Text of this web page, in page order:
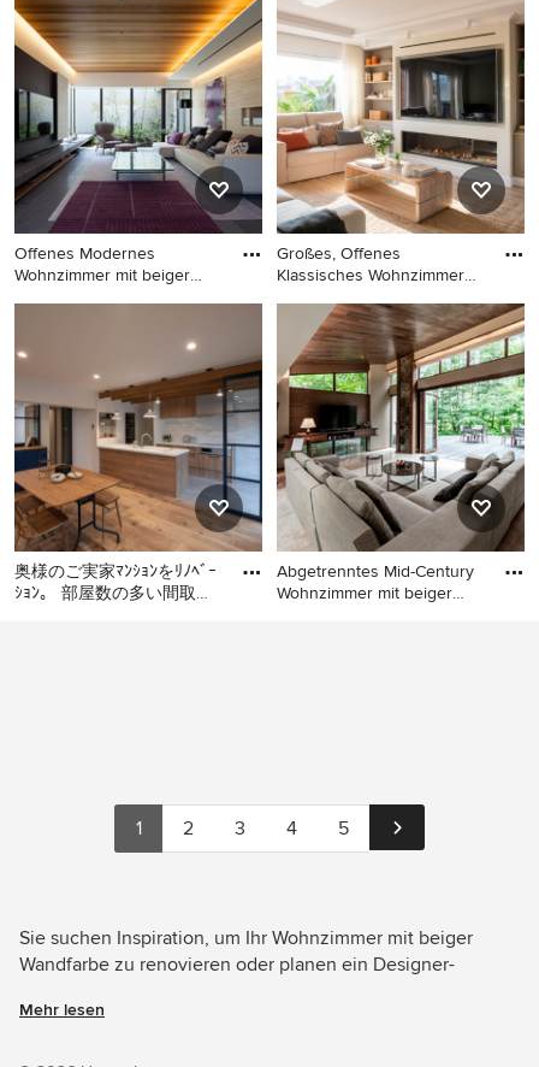
und Stilen an – wenn Sie ein Wohnzimmer mit beiger
Wandfarbe-Design entdeckt haben, das Sie inspiriert,
speichern Sie das Foto in einem Ideenbuch oder
kontaktieren Sie den Experten, dessen Design-Ideen Sie
sich auch für Ihr Zuhause vorstellen können. Entdecken
Sie in unserer Fotogalerie schöne Wohnzimmer-Ideen
und finden Sie heraus, warum Houzz die beste Erfahrung
bietet, wenn es um die Renovierung oder das Einrichten
von Haus und Wohnung geht.
Offenes Modernes
Wohnzimmer mit beiger
Offenes Modernes
Wohnzimmer mit beiger
Wandfarbe, TV-Wand und
grauem Boden in Kobe
Großes, Offenes
Klassisches Wohnzimmer
Großes, Offenes Klassisches
Wohnzimmer mit beiger
Wandfarbe, braunem
Holzboden, Gaskamin,
Kaminumrandung aus Metall,
TV-Wand und braunem
Boden in Barcelona
奥様のご実家ﾏﾝｼｮﾝをﾘﾉﾍﾞｰ
ｼｮﾝ。 部屋数の多い間取り
Abgetrenntes Mid-Century
Wohnzimmer mit beiger
1 2 3 4 5
Sie suchen Inspiration, um Ihr Wohnzimmer mit beiger
Wandfarbe zu renovieren oder planen ein Designer-
11.290 Bilder der besten Designer, Inneneinrichter und
Mehr lesen